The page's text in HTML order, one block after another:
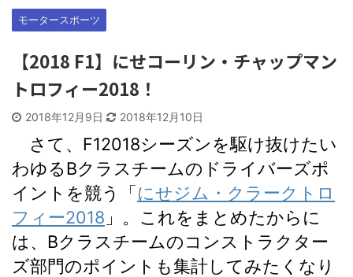
モータースポーツ
【2018 F1】にせコーリン・チャップマン
トロフィー2018！
2018年12月9日 2018年12月10日
さて、F12018シーズンを駆け抜けたい
わゆるBクラスチームのドライバーズポ
イントを競う「にせジム・クラークトロ
フィー2018 」。これをまとめたからに
は、Bクラスチームのコンストラクター
ズ部門のポイントも集計してみたくなり